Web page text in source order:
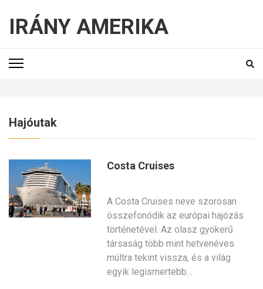
IRÁNY AMERIKA
Hajóutak
Costa Cruises
A Costa Cruises neve szorosan
összefonódik az európai hajózás
történetével. Az olasz gyökerű
társaság több mint hetvenéves
múltra tekint vissza, és a világ
egyik legismertebb…